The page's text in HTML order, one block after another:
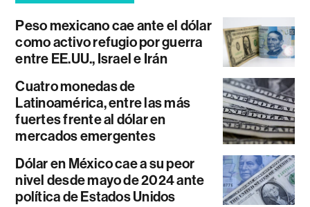
Peso mexicano cae ante el dólar
como activo refugio por guerra
entre EE.UU., Israel e Irán
Cuatro monedas de
Latinoamérica, entre las más
fuertes frente al dólar en
mercados emergentes
Dólar en México cae a su peor
nivel desde mayo de 2024 ante
política de Estados Unidos